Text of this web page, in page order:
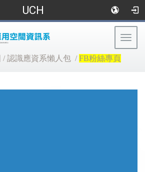
UCH
/認識應資系懶人包 /FB粉絲專頁